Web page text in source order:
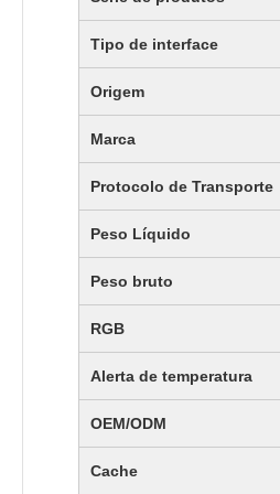
Tipo de interface
Origem
Marca
Protocolo de Transporte
Peso Líquido
Peso bruto
RGB
Alerta de temperatura
OEM/ODM
Cache